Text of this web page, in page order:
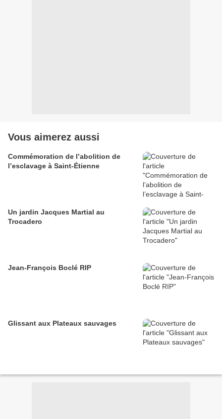
Vous aimerez aussi
Commémoration de l’abolition de
l’esclavage à Saint-Étienne
Un jardin Jacques Martial au
Trocadero
Jean-François Boclé RIP
Glissant aux Plateaux sauvages